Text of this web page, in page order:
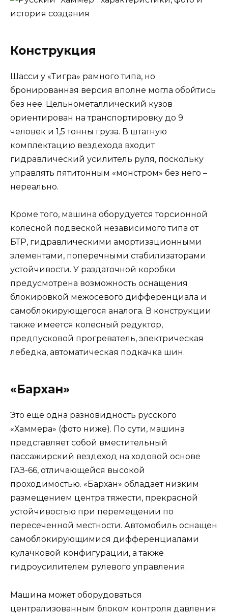
Конструкция
Шасси у «Тигра» рамного типа, но
бронированная версия вполне могла обойтись
без нее. Цельнометаллический кузов
ориентирован на транспортировку до 9
человек и 1,5 тонны груза. В штатную
комплектацию вездехода входит
гидравлический усилитель руля, поскольку
управлять пятитонным «монстром» без него –
нереально.
Кроме того, машина оборудуется торсионной
колесной подвеской независимого типа от
БТР, гидравлическими амортизационными
элементами, поперечными стабилизаторами
устойчивости. У раздаточной коробки
предусмотрена возможность оснащения
блокировкой межосевого дифференциала и
самоблокирующегося аналога. В конструкции
также имеется колесный редуктор,
предпусковой прогреватель, электрическая
лебедка, автоматическая подкачка шин.
«Бархан»
Это еще одна разновидность русского
«Хаммера» (фото ниже). По сути, машина
представляет собой вместительный
пассажирский вездеход на ходовой основе
ГАЗ-66, отличающейся высокой
проходимостью. «Бархан» обладает низким
размещением центра тяжести, прекрасной
устойчивостью при перемещении по
пересеченной местности. Автомобиль оснащен
самоблокирующимися дифференциалами
кулачковой конфигурации, а также
гидроусилителем рулевого управления.
Машина может оборудоваться
централизованным блоком контроля давления